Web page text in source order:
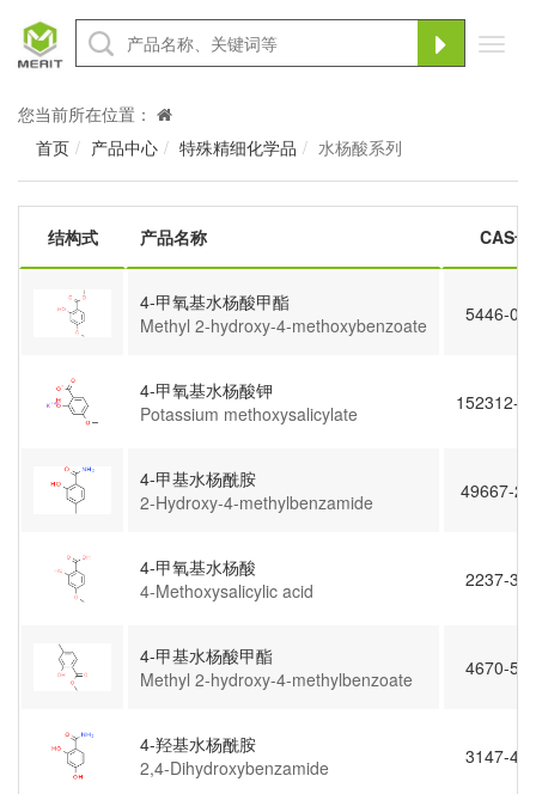
您当前所在位置：
首页
产品中心 特殊精细化学品 水杨酸系列
结构式 产品名称 CAS号
4-甲氧基水杨酸甲酯
Methyl 2-hydroxy-4-methoxybenzoate
5446-
4-甲氧基水杨酸钾
Potassium methoxysalicylate
152312-
4-甲基水杨酰胺
2-Hydroxy-4-methylbenzamide
49667-
4-甲氧基水杨酸
4-Methoxysalicylic acid
2237-
4-甲基水杨酸甲酯
Methyl 2-hydroxy-4-methylbenzoate
4670-
4-羟基水杨酰胺
2,4-Dihydroxybenzamide
3147-